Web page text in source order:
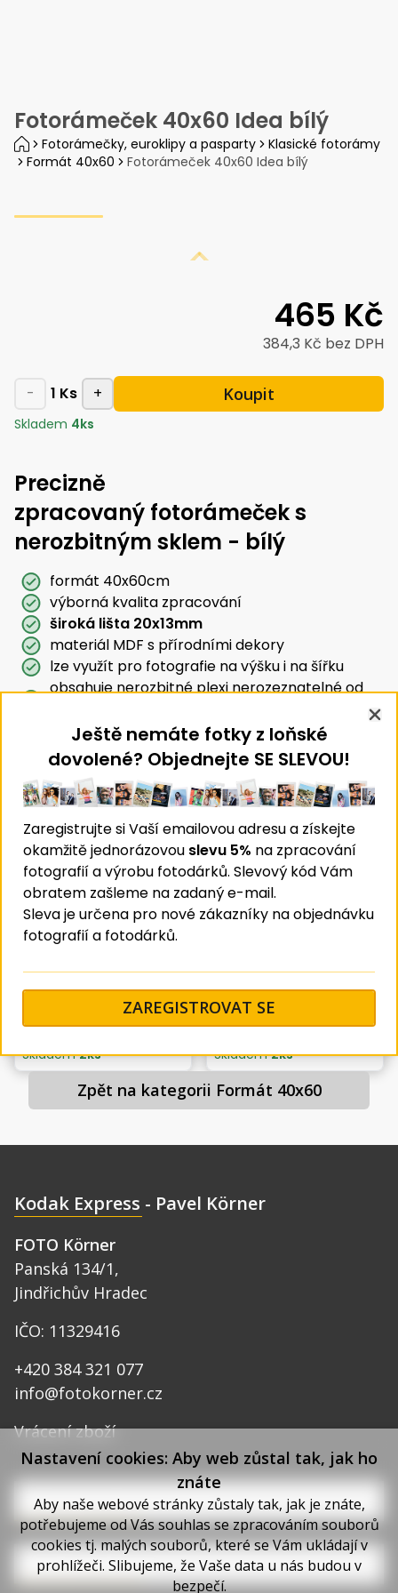
Fotorámeček 40x60 Idea bílý
Fotorámečky, euroklipy a pasparty
Klasické fotorámy
Formát 40x60
Fotorámeček 40x60 Idea bílý
465 Kč
384,3 Kč bez DPH
Koupit
- 1 Ks +
Skladem 4ks
Precizně
zpracovaný fotorámeček s
nerozbitným sklem - bílý
formát 40x60cm
výborná kvalita zpracování
široká lišta 20x13mm
materiál MDF s přírodními dekory
lze využít pro fotografie na výšku i na šířku
obsahuje nerozbitné plexi nerozeznatelné od
velmi jednoduché založení fotografie
Podobné produkty
Sleva17%
Fotorámeček 40x60 Idea
386 Kč
Koupit
Skladem 2ks
365 Kč
Koupit
Skladem 2ks
Zpět na kategorii Formát 40x60
Kodak Express - Pavel Körner
FOTO Körner
Panská 134/1,
Jindřichův Hradec
IČO: 11329416
+420 384 321 077
info@fotokorner.cz
Vrácení zboží
Mohlo by Vás zajímat
Důležité odkazy
Nastavení cookies: Aby web zůstal tak, jak ho
znáte
Aby naše webové stránky zůstaly tak, jak je znáte,
potřebujeme od Vás souhlas se zpracováním souborů
cookies tj. malých souborů, které se Vám ukládají v
prohlížeči. Slibujeme, že Vaše data u nás budou v
bezpečí.
Ještě nemáte fotky z loňské
dovolené? Objednejte SE SLEVOU!
Zaregistrujte si Vaší emailovou adresu a získejte
okamžitě jednorázovou slevu 5% na zpracování
fotografií a výrobu fotodárků. Slevový kód Vám
obratem zašleme na zadaný e-mail.
Sleva je určena pro nové zákazníky na objednávku
fotografií a fotodárků.
ZAREGISTROVAT SE